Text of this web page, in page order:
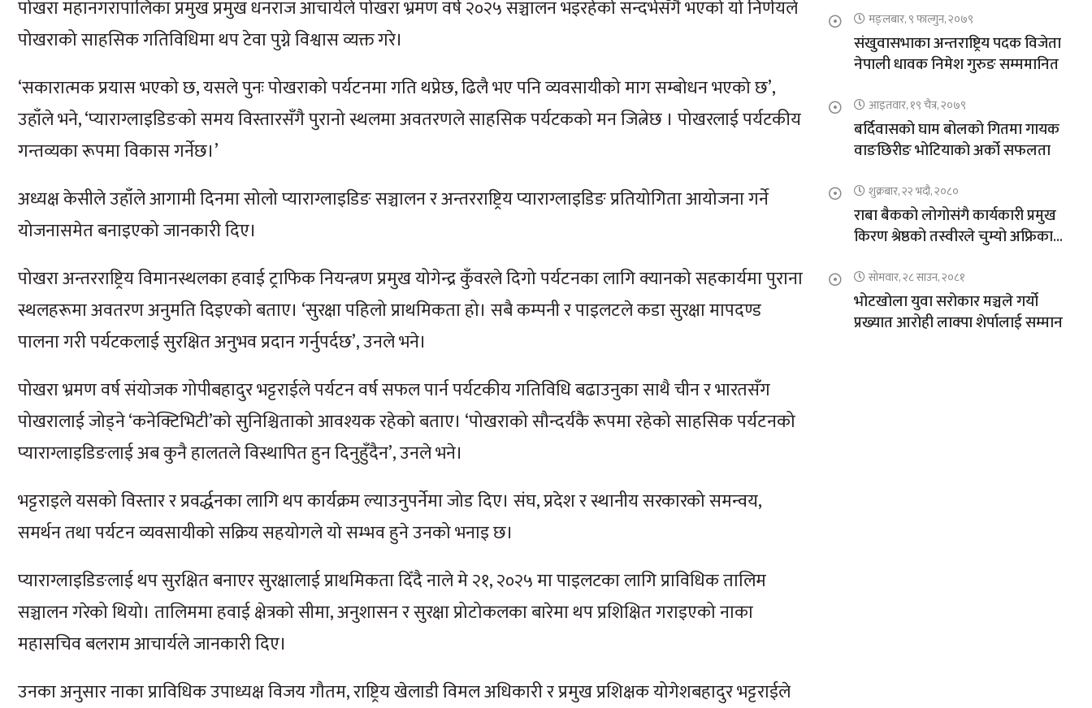
पोखरा महानगरापालिका प्रमुख प्रमुख धनराज आचार्यले पोखरा भ्रमण वर्ष २०२५ सञ्चालन भइरहेको सन्दर्भसँगै भएको यो निर्णयले
पोखराको साहसिक गतिविधिमा थप टेवा पुग्ने विश्वास व्यक्त गरे।
‘सकारात्मक प्रयास भएको छ, यसले पुनः पोखराको पर्यटनमा गति थप्नेछ, ढिलै भए पनि व्यवसायीको माग सम्बोधन भएको छ’,
उहाँले भने, ‘प्याराग्लाइडिङको समय विस्तारसँगै पुरानो स्थलमा अवतरणले साहसिक पर्यटकको मन जित्नेछ । पोखरलाई पर्यटकीय
गन्तव्यका रूपमा विकास गर्नेछ।’
अध्यक्ष केसीले उहाँले आगामी दिनमा सोलो प्याराग्लाइडिङ सञ्चालन र अन्तरराष्ट्रिय प्याराग्लाइडिङ प्रतियोगिता आयोजना गर्ने
योजनासमेत बनाइएको जानकारी दिए।
पोखरा अन्तरराष्ट्रिय विमानस्थलका हवाई ट्राफिक नियन्त्रण प्रमुख योगेन्द्र कुँवरले दिगो पर्यटनका लागि क्यानको सहकार्यमा पुराना
स्थलहरूमा अवतरण अनुमति दिइएको बताए। ‘सुरक्षा पहिलो प्राथमिकता हो। सबै कम्पनी र पाइलटले कडा सुरक्षा मापदण्ड
पालना गरी पर्यटकलाई सुरक्षित अनुभव प्रदान गर्नुपर्दछ’, उनले भने।
पोखरा भ्रमण वर्ष संयोजक गोपीबहादुर भट्टराईले पर्यटन वर्ष सफल पार्न पर्यटकीय गतिविधि बढाउनुका साथै चीन र भारतसँग
पोखरालाई जोड्ने ‘कनेक्टिभिटी’को सुनिश्चिताको आवश्यक रहेको बताए। ‘पोखराको सौन्दर्यकै रूपमा रहेको साहसिक पर्यटनको
प्याराग्लाइडिङलाई अब कुनै हालतले विस्थापित हुन दिनुहुँदैन’, उनले भने।
भट्टराइले यसको विस्तार र प्रवर्द्धनका लागि थप कार्यक्रम ल्याउनुपर्नेमा जोड दिए। संघ, प्रदेश र स्थानीय सरकारको समन्वय,
समर्थन तथा पर्यटन व्यवसायीको सक्रिय सहयोगले यो सम्भव हुने उनको भनाइ छ।
प्याराग्लाइडिङलाई थप सुरक्षित बनाएर सुरक्षालाई प्राथमिकता दिँदै नाले मे २१, २०२५ मा पाइलटका लागि प्राविधिक तालिम
सञ्चालन गरेको थियो। तालिममा हवाई क्षेत्रको सीमा, अनुशासन र सुरक्षा प्रोटोकलका बारेमा थप प्रशिक्षित गराइएको नाका
महासचिव बलराम आचार्यले जानकारी दिए।
उनका अनुसार नाका प्राविधिक उपाध्यक्ष विजय गौतम, राष्ट्रिय खेलाडी विमल अधिकारी र प्रमुख प्रशिक्षक योगेशबहादुर भट्टराईले
मङ्लबार, ९ फाल्गुन, २०७९
संखुवासभाका अन्तराष्ट्रिय पदक विजेता
नेपाली धावक निमेश गुरुङ सम्ममानित
आइतवार, १९ चैत्र, २०७९
बर्दिवासको घाम बोलको गितमा गायक
वाङछिरीङ भोटियाको अर्को सफलता
शुक्रबार, २२ भदौ, २०८०
राबा बैकको लोगोसंगै कार्यकारी प्रमुख
किरण श्रेष्ठको तस्वीरले चुम्यो अफ्रिकाको
सोमवार, २८ साउन, २०८१
भोटखोला युवा सरोकार मञ्चले गर्यो
प्रख्यात आरोही लाक्पा शेर्पालाई सम्मान